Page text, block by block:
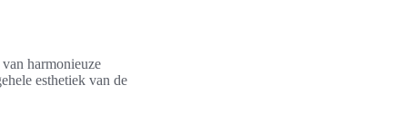
harmonieuze
esthetiek van de